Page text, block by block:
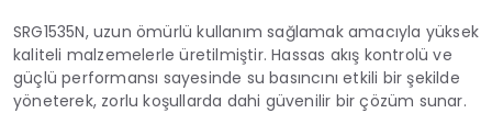
SRG1535N, uzun ömürlü kullanım sağlamak amacıyla yüksek
kaliteli malzemelerle üretilmiştir. Hassas akış kontrolü ve
güçlü performansı sayesinde su basıncını etkili bir şekilde
yöneterek, zorlu koşullarda dahi güvenilir bir çözüm sunar.